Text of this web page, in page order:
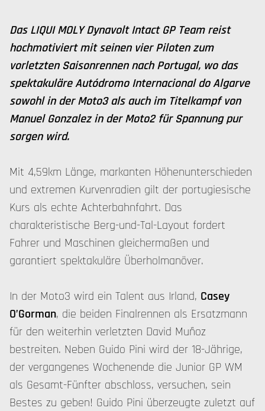
Das LIQUI MOLY Dynavolt Intact GP Team reist
hochmotiviert mit seinen vier Piloten zum
vorletzten Saisonrennen nach Portugal, wo das
spektakuläre Autódromo Internacional do Algarve
sowohl in der Moto3 als auch im Titelkampf von
Manuel Gonzalez in der Moto2 für Spannung pur
sorgen wird.
Mit 4,59km Länge, markanten Höhenunterschieden
und extremen Kurvenradien gilt der portugiesische
Kurs als echte Achterbahnfahrt. Das
charakteristische Berg-und-Tal-Layout fordert
Fahrer und Maschinen gleichermaßen und
garantiert spektakuläre Überholmanöver.
In der Moto3 wird ein Talent aus Irland, Casey
O’Gorman, die beiden Finalrennen als Ersatzmann
für den weiterhin verletzten David Muñoz
bestreiten. Neben Guido Pini wird der 18-Jährige,
der vergangenes Wochenende die Junior GP WM
als Gesamt-Fünfter abschloss, versuchen, sein
Bestes zu geben! Guido Pini überzeugte zuletzt auf